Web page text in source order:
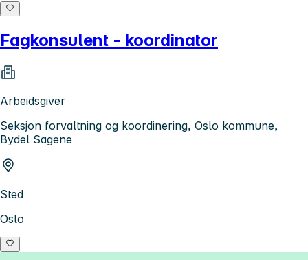
Fagkonsulent - koordinator
Arbeidsgiver
Seksjon forvaltning og koordinering, Oslo kommune,
Bydel Sagene
Sted
Oslo